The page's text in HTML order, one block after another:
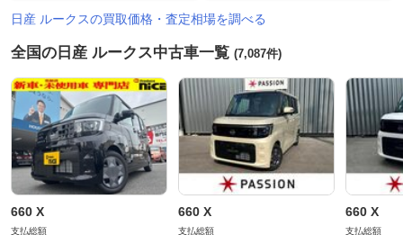
日産 ルークスの買取価格・査定相場を調べる
全国の日産 ルークス中古車一覧 (7,087件)
660 X
支払総額
660 X
支払総額
660 X
支払総額